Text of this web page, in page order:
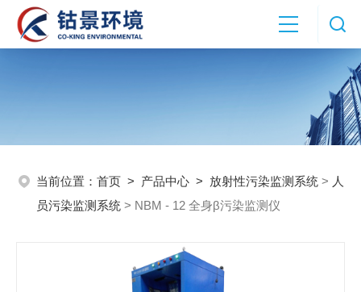
当前位置： 首页 > 产品中心 > 放射性污染监测系统 > 人
员污染监测系统 > NBM - 12 全身β污染监测仪